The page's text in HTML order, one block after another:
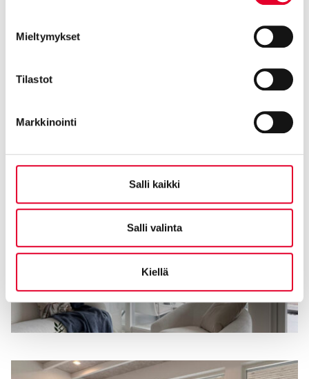
Mieltymykset
Tilastot
Markkinointi
Salli kaikki
Salli valinta
Kiellä